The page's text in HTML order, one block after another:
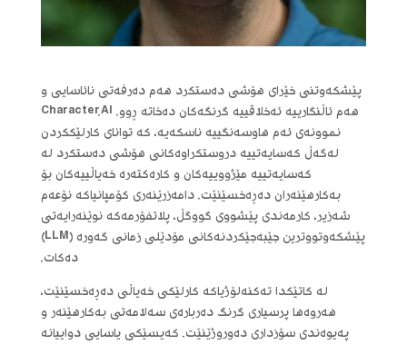
پێشکەوتنی خێرای هۆشی دەستکرد هەم دەرفەتی نائاسایی و
هەم ئاڵنگارییە ئەخلاقییە گرنگەکان دەخاتە ڕوو. Character.AI
نموونەی ئەم هاوسەنگییە ناسکەیە، کە توانای کارلێککردن
لەگەڵ کەسایەتییە دروستکراوەکانی هۆشی دەستکرد لە
کەسایەتییە مێژووییەکان و کارەکتەرە خەیاڵییەکان بۆ
بەکارهێنەران دەڕەخسێنێت. دامەزرێنەری کۆمپانیاکە نۆعەم
شەزیر، کارمەندی پێشووی گووگڵ، پلاتفۆرمەکە نوێنەرایەتی
پێشکەوتووترین جێبەجێکردنەکانی مۆدێلی زمانی گەورە (LLM)
دەکات.
لە کاتێکدا تەکنەلۆژیاکە کارلێکی خەیاڵی دەڕەخسێنێت،
هەروەها پرسیاری گرنگ دەربارەی سەلامەتی بەکارهێنەر و
پەیوەندی سۆزداری دەوروژێنێت. کەیسێکی یاسایی دواییانە